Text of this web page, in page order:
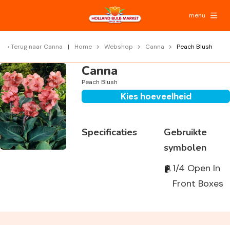
menu
Terug naar Canna Home Webshop Canna Peach Blush
Canna
Peach Blush
Kies hoeveelheid
Specificaties
Gebruikte
symbolen
1/4 Open In
Front Boxes